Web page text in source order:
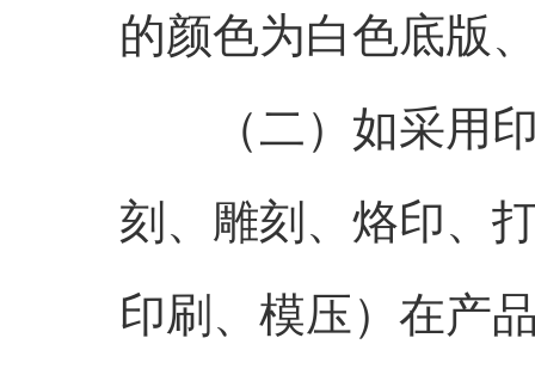
的颜色为白色底版
（二）如采用印
刻、雕刻、烙印、
印刷、模压）在产